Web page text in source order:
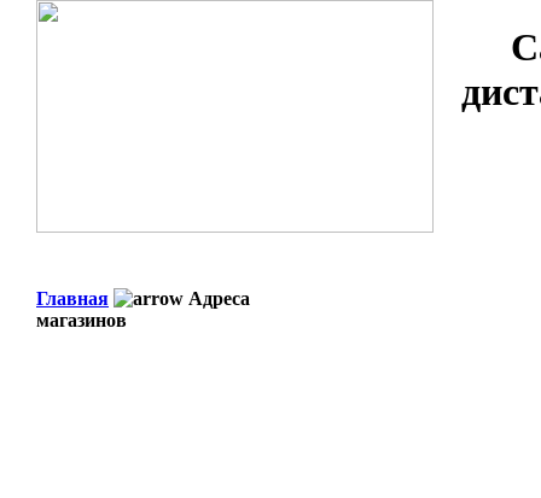
Главная
Адреса
магазинов